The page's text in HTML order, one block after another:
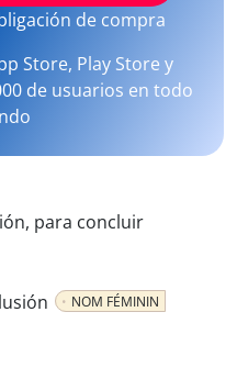
de compra
Store, Play Store y
de usuarios en todo
para concluir
NOM FÉMININ